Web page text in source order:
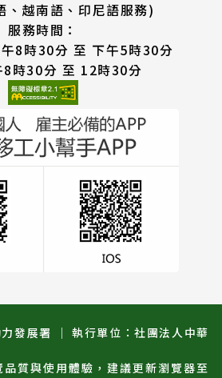
、越南語、印尼語服務)
服務時間：
8時30分 至 下午5時30分
8時30分 至 12時30分
發展署 ｜ 執行單位：社團法人中華
質與使用體驗，建議更新瀏覽器至